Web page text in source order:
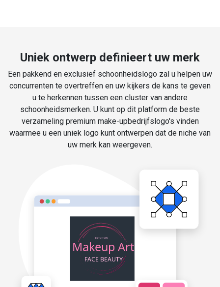
Uniek ontwerp definieert uw merk
Een pakkend en exclusief schoonheidslogo zal u helpen uw
concurrenten te overtreffen en uw kijkers de kans te geven
u te herkennen tussen een cluster van andere
schoonheidsmerken. U kunt op dit platform de beste
verzameling premium make-upbedrijfslogo's vinden
waarmee u een uniek logo kunt ontwerpen dat de niche van
uw merk kan weergeven.